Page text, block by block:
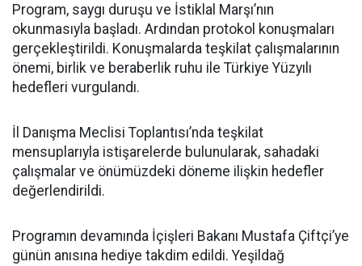
Program, saygı duruşu ve İstiklal Marşı’nın
okunmasıyla başladı. Ardından protokol konuşmaları
gerçekleştirildi. Konuşmalarda teşkilat çalışmalarının
önemi, birlik ve beraberlik ruhu ile Türkiye Yüzyılı
hedefleri vurgulandı.
İl Danışma Meclisi Toplantısı’nda teşkilat
mensuplarıyla istişarelerde bulunularak, sahadaki
çalışmalar ve önümüzdeki döneme ilişkin hedefler
değerlendirildi.
Programın devamında İçişleri Bakanı Mustafa Çiftçi’ye
günün anısına hediye takdim edildi. Yeşildağ